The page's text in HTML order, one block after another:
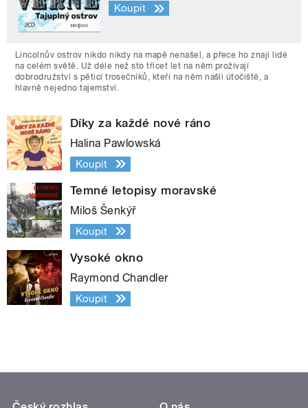
Koupit
Lincolnův ostrov nikdo nikdy na mapě nenašel, a přece ho znají lidé
na celém světě. Už déle než sto třicet let na něm prožívají
dobrodružství s pěticí trosečníků, kteří na něm našli útočiště, a
hlavně nejedno tajemství.
Díky za každé nové ráno
Halina Pawlowská
Koupit
Temné letopisy moravské
Miloš Šenkýř
Koupit
Vysoké okno
Raymond Chandler
Koupit